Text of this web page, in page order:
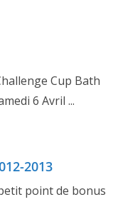
Cup Bath
6 Avril ...
2013
point de bonus